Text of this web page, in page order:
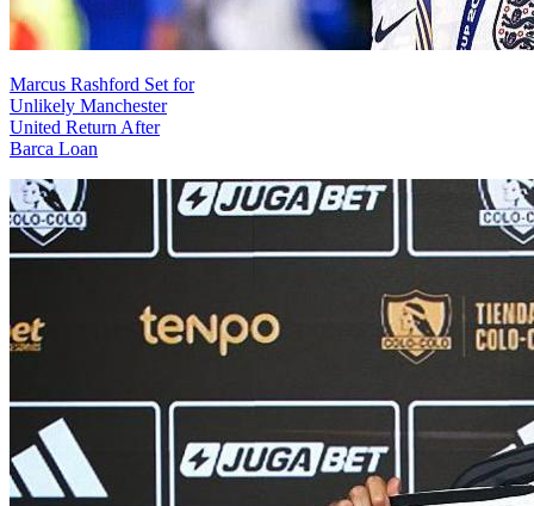
Marcus Rashford Set for
Unlikely Manchester
United Return After
Barca Loan